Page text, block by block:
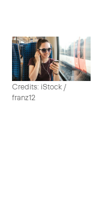
Credits: iStock /
franz12